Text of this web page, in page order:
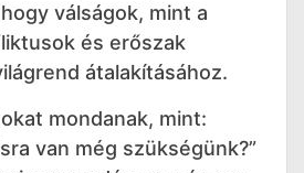
válságok, mint a
és erőszak
átalakításához.
mondanak, mint:
van még szükségünk?”